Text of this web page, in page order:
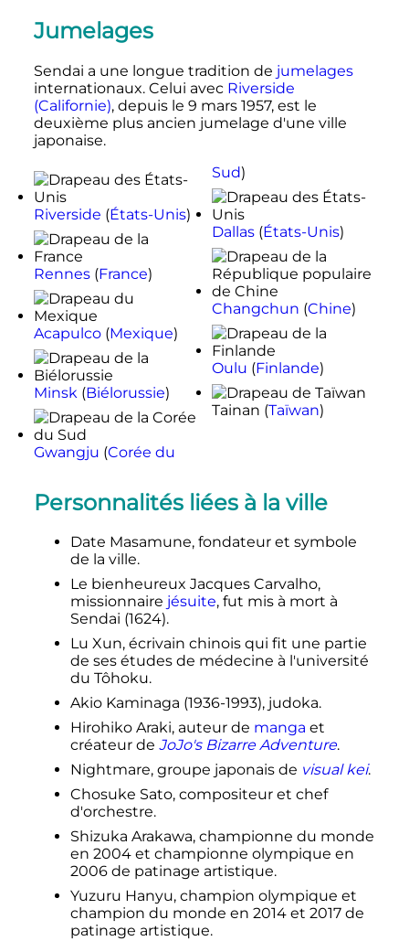
Jumelages
Sendai a une longue tradition de jumelages
internationaux. Celui avec Riverside
(Californie), depuis le 9 mars 1957, est le
deuxième plus ancien jumelage d'une ville
japonaise.
Riverside (États-Unis)
Rennes(France)
Acapulco(Mexique)
Minsk (Biélorussie)
Gwangju (Corée du
Sud)
Dallas (États-Unis)
Changchun (Chine)
Oulu (Finlande)
Tainan (Taïwan)
Personnalités liées à la ville
Date Masamune, fondateur et symbole
de la ville.
Le bienheureux Jacques Carvalho,
missionnaire jésuite, fut mis à mort à
Sendai (1624).
Lu Xun, écrivain chinois qui fit une partie
de ses études de médecine à l'université
du Tôhoku.
Akio Kaminaga (1936-1993), judoka.
Hirohiko Araki, auteur de manga et
créateur de JoJo's Bizarre Adventure.
Nightmare, groupe japonais de visual kei.
Chosuke Sato, compositeur et chef
d'orchestre.
Shizuka Arakawa, championne du monde
en 2004 et championne olympique en
2006 de patinage artistique.
Yuzuru Hanyu, champion olympique et
champion du monde en 2014 et 2017 de
patinage artistique.